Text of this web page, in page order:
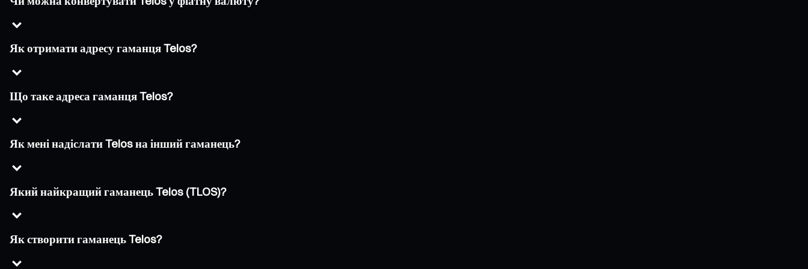
Як отримати адресу гаманця Telos?
Що таке адреса гаманця Telos?
Як мені надіслати Telos на інший гаманець?
Який найкращий гаманець Telos (TLOS)?
Як створити гаманець Telos?